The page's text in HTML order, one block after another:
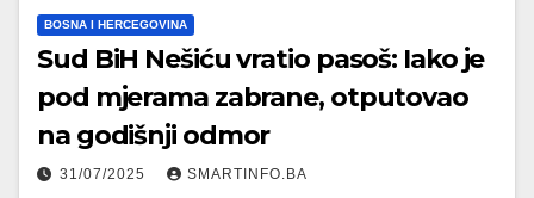
BOSNA I HERCEGOVINA
Sud BiH Nešiću vratio pasoš: Iako je
pod mjerama zabrane, otputovao
na godišnji odmor
31/07/2025 SMARTINFO.BA